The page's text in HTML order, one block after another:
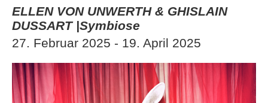
ELLEN VON UNWERTH & GHISLAIN
DUSSART |Symbiose
27. Februar 2025 - 19. April 2025